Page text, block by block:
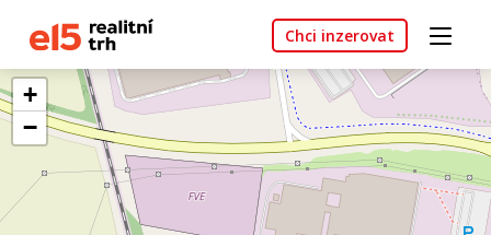
Chci inzerovat
+
−